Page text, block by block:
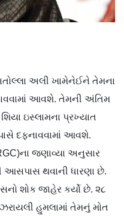
અલી ખામેનેઈને તેમના
આવશે. તેમની અંતિમ
ઇસ્લામના પ્રખ્યાત
દફનાવવામાં આવશે.
જણાવ્યા અનુસાર
થવાની ધારણા છે.
શોક જાહેર કર્યો છે. ૨૮
હુમલામાં તેમનું મોત